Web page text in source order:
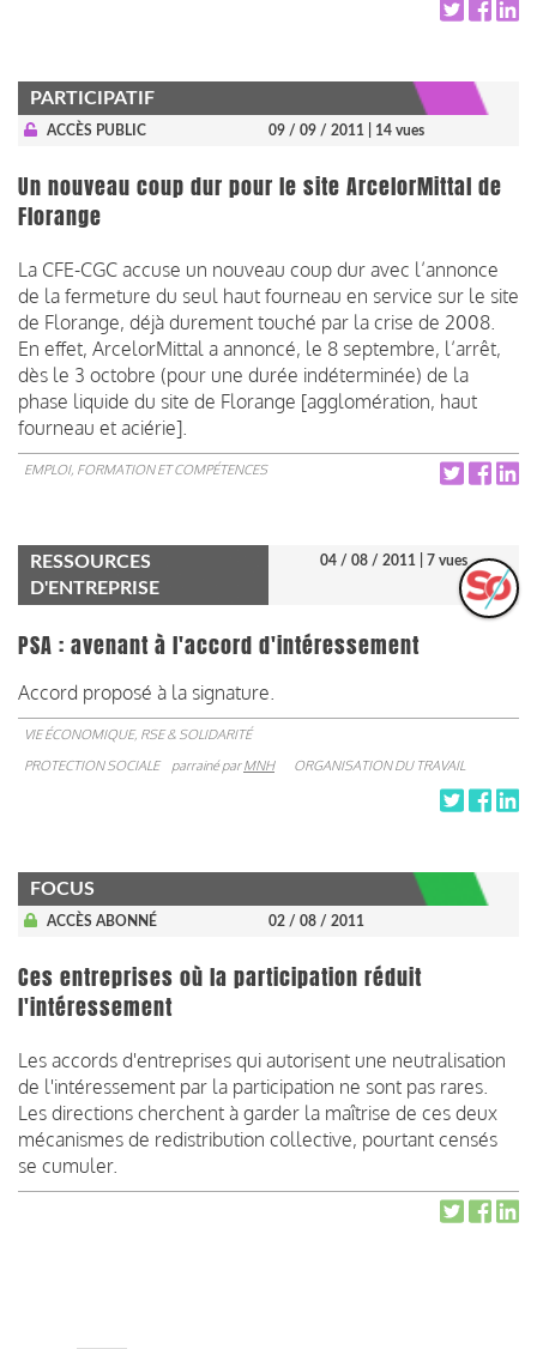
PARTICIPATIF
ACCÈS PUBLIC 09 / 09 / 2011 | 14 vues
Un nouveau coup dur pour le site ArcelorMittal de
Florange
La CFE-CGC accuse un nouveau coup dur avec l’annonce
de la fermeture du seul haut fourneau en service sur le site
de Florange, déjà durement touché par la crise de 2008.
En effet, ArcelorMittal a annoncé, le 8 septembre, l’arrêt,
dès le 3 octobre (pour une durée indéterminée) de la
phase liquide du site de Florange [agglomération, haut
fourneau et aciérie].
EMPLOI, FORMATION ET COMPÉTENCES
RESSOURCES
D'ENTREPRISE
04 / 08 / 2011 | 7 vues
PSA : avenant à l'accord d'intéressement
Accord proposé à la signature.
VIE ÉCONOMIQUE, RSE & SOLIDARITÉ
PROTECTION SOCIALE
parrainé parMNH ORGANISATION DU TRAVAIL
FOCUS
ACCÈS ABONNÉ 02 / 08 / 2011
Ces entreprises où la participation réduit
l'intéressement
Les accords d'entreprises qui autorisent une neutralisation
de l'intéressement par la participation ne sont pas rares.
Les directions cherchent à garder la maîtrise de ces deux
mécanismes de redistribution collective, pourtant censés
se cumuler.